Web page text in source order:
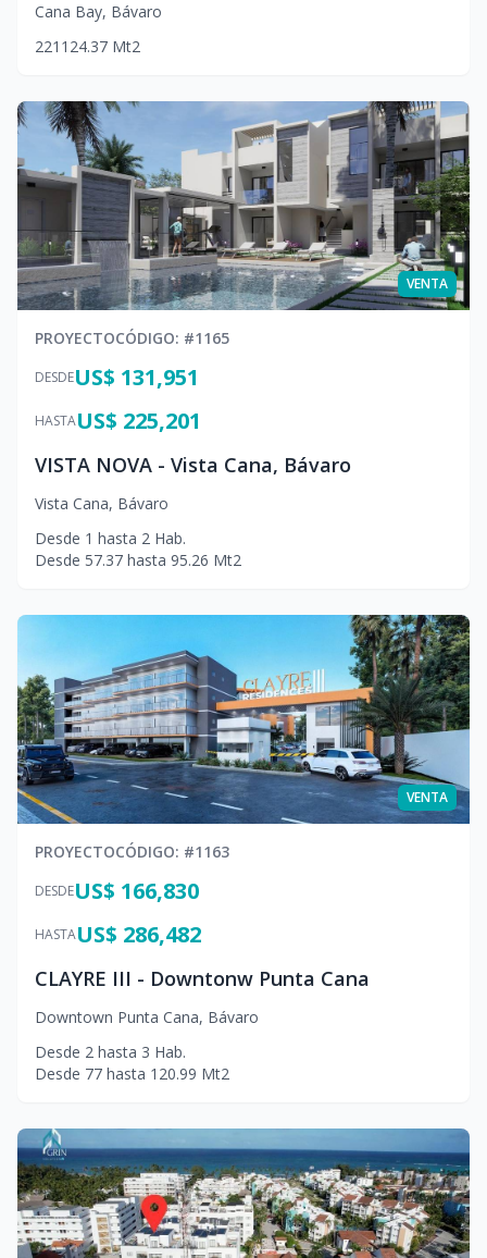
Cana Bay, Bávaro
221 124.37 Mt2
VENTA
PROYECTOCÓDIGO: #1165
DESDEUS$ 131,951
HASTAUS$ 225,201
VISTA NOVA - Vista Cana, Bávaro
Vista Cana, Bávaro
Desde 1 hasta 2 Hab.
Desde 57.37 hasta 95.26 Mt2
VENTA
PROYECTOCÓDIGO: #1163
DESDEUS$ 166,830
HASTAUS$ 286,482
CLAYRE III - Downtonw Punta Cana
Downtown Punta Cana, Bávaro
Desde 2 hasta 3 Hab.
Desde 77 hasta 120.99 Mt2